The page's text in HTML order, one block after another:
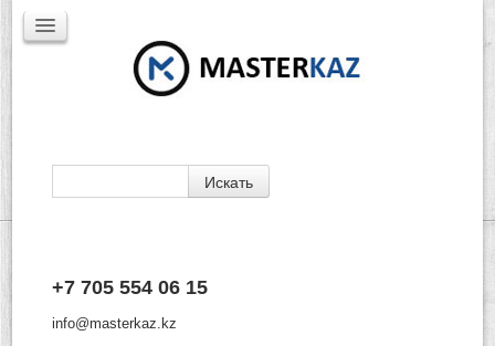
+7 705 554 06 15
info@masterkaz.kz
Доставка